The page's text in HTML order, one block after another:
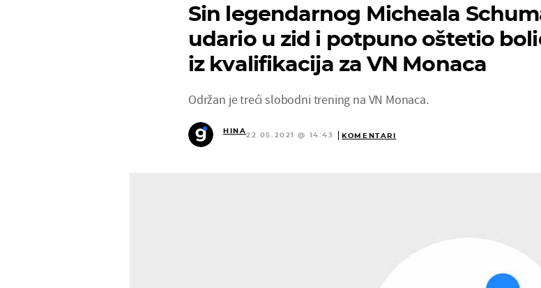
Sin legendarnog Micheala
udario u zid i potpuno oštetio
iz kvalifikacija za VN Monaca
Održan je treći slobodni trening na VN Monaca.
HINA
22.05.2021 @ 14:43 KOMENTARI